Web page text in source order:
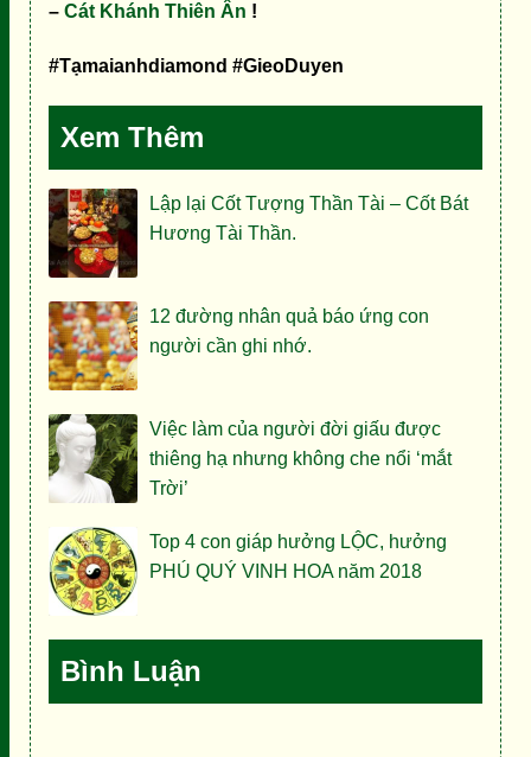
– Cát Khánh Thiên Ân !
#Tạmaianhdiamond #GieoDuyen
Xem Thêm
Lập lại Cốt Tượng Thần Tài – Cốt Bát
Hương Tài Thần.
12 đường nhân quả báo ứng con
người cần ghi nhớ.
Việc làm của người đời giấu được
thiêng hạ nhưng không che nổi ‘mắt
Trời’
Top 4 con giáp hưởng LỘC, hưởng
PHÚ QUÝ VINH HOA năm 2018
Bình Luận